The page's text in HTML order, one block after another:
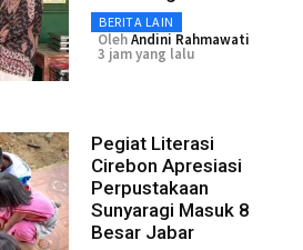
BERITA LAIN
OlehAndini Rahmawati
3 jam yang lalu
Pegiat Literasi
Cirebon Apresiasi
Perpustakaan
Sunyaragi Masuk 8
Besar Jabar